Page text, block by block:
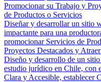
Promocionar su Trabajo y
de Productos o Servicios
Diseñar y desarrollar un sitio
impactante para una
promocionar Servicios de
Proyectos Destacados y
Diseño y desarrollo de un
estudio jurídico en Chile, con
Clara y Accesible, establecer